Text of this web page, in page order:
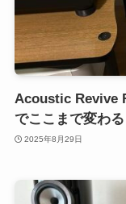
Acoustic Revive
でここまで変わる
2025年8月29日